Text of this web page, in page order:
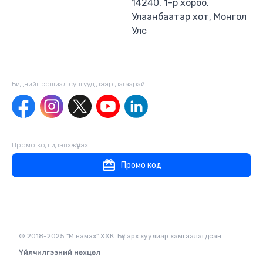
14240, 1-р хороо,
Улаанбаатар хот, Монгол
Улс
Биднийг сошиал сувгууд дээр дагаaрай
Промо код идэвхжүүлэх
Промо код
© 2018-2025 "М нэмэх" ХХК. Бүх эрх хуулиар хамгаалагдсан.
Үйлчилгээний нөхцөл